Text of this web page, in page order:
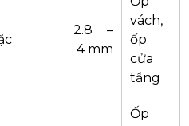
2.8 –
4 mm
vách,
ốp
cửa
tầng
Ốp